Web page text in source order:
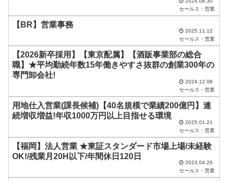
の
ま
し
く
だ
。
セールス・営業
【BR】営業事務
2025.11.12
セールス・営業
【2026新卒採用】【東京配属】【酒販事業部の総合
職】★平均勤続年数15年働きやすさ抜群の創業300年の
専門卸会社!
2024.12.08
セールス・営業
用地仕入営業(課長候補)【40名規模で業績200億円】連
続増収増益!年収1000万円以上目指せる環境
2025.01.21
セールス・営業
【福岡】法人営業 ★東証スタンダード市場上場/未経験
OK!/残業月20H以下/年間休日120日
2023.04.26
セールス・営業